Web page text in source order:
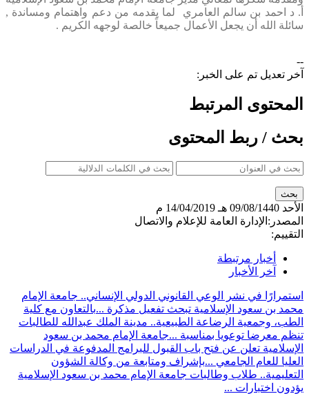
أ. د احمد بن سالم العامري لما يقدمه من دعم واهتمام ومساندة ,
سائلة الله أن يجعل الأعمال جميعاً خالصة لوجهه الكريم .​
--
آخر تعديل تم على الخبر:
المحتوى المرتبط
بحث / ربط المحتوى
الأحد 09/08/1440 هـ
14/04/2019 م
المصدر: الإدارة العامة للإعلام والاتصال
التقييم:
أخبار مرتبطة
آخر الأخبار
استمرارًا في نشر الوعي القانوني الدولي الإنساني.. جامعة الإمام
محمد بن سعود الإسلامية تبحث تفعيل مذكرة ...بالتعاون مع كلية
الطب، وجمعية الرضاعة الطبيعية.. مدينة الملك عبدالله للطالبات
تنظم معرضا توعويا بمناسبة ...جامعة الإمام محمد بن سعود
الإسلامية تعلن عن فتح باب القبول للبرامج المدفوعة في الدراسات
العليا للعام الجامعي ...بإشراف ومتابعة من وكالة الشؤون
التعليمية.. طلاب وطالبات جامعة الإمام محمد بن سعود الإسلامية
يؤدون اختبارات ...